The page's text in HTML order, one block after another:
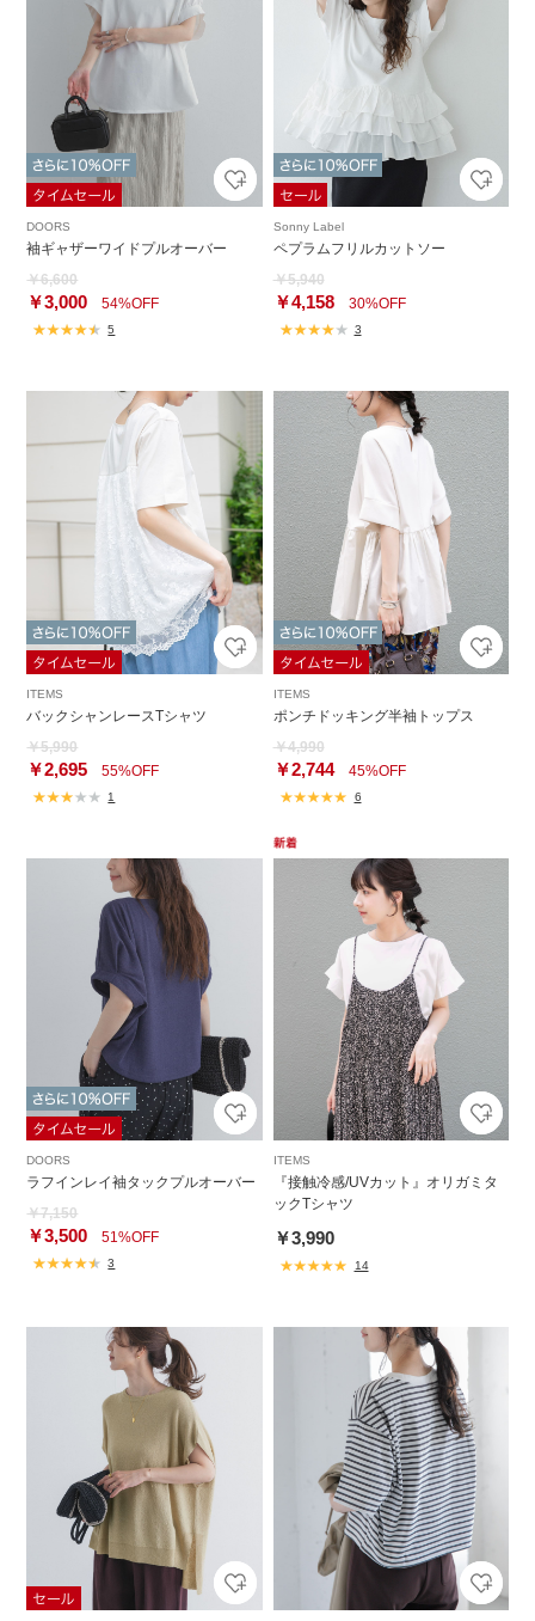
DOORS
袖ギャザーワイドプルオーバー
￥6,600
￥3,000 54%OFF
5
Sonny Label
ペプラムフリルカットソー
￥5,940
￥4,15830%OFF
3
ITEMS
バックシャンレースTシャツ
￥5,990
￥2,695 55%OFF
1
ITEMS
ポンチドッキング半袖トップス
￥4,990
￥2,74445%OFF
6
DOORS
ラフインレイ袖タックプルオーバー
￥7,150
￥3,500 51%OFF
3
ITEMS
『接触冷感/UVカット』オリガミタ
ックTシャツ
￥3,990
14